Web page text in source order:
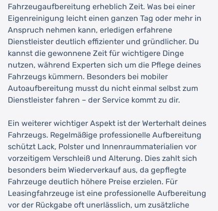
Fahrzeugaufbereitung erheblich Zeit. Was bei einer
Eigenreinigung leicht einen ganzen Tag oder mehr in
Anspruch nehmen kann, erledigen erfahrene
Dienstleister deutlich effizienter und gründlicher. Du
kannst die gewonnene Zeit für wichtigere Dinge
nutzen, während Experten sich um die Pflege deines
Fahrzeugs kümmern. Besonders bei mobiler
Autoaufbereitung musst du nicht einmal selbst zum
Dienstleister fahren – der Service kommt zu dir.
Ein weiterer wichtiger Aspekt ist der Werterhalt deines
Fahrzeugs. Regelmäßige professionelle Aufbereitung
schützt Lack, Polster und Innenraummaterialien vor
vorzeitigem Verschleiß und Alterung. Dies zahlt sich
besonders beim Wiederverkauf aus, da gepflegte
Fahrzeuge deutlich höhere Preise erzielen. Für
Leasingfahrzeuge ist eine professionelle Aufbereitung
vor der Rückgabe oft unerlässlich, um zusätzliche